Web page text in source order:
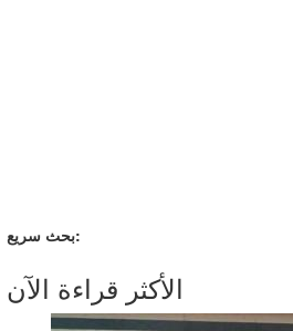
بحث سريع:
الأكثر قراءة الآن